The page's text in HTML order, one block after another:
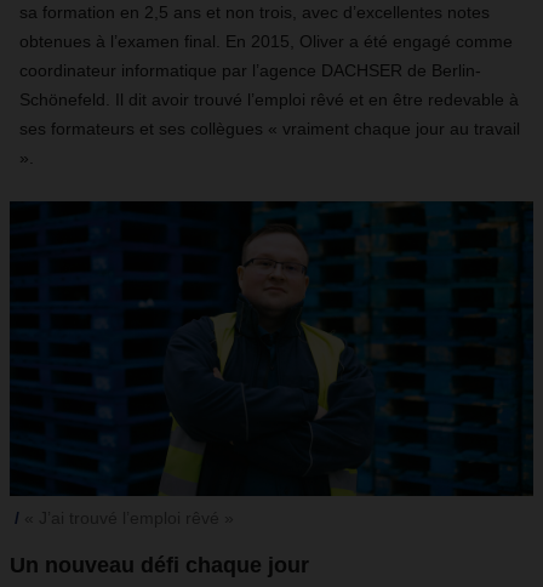
sa formation en 2,5 ans et non trois, avec d’excellentes notes
obtenues à l’examen final. En 2015, Oliver a été engagé comme
coordinateur informatique par l’agence DACHSER de Berlin-
Schönefeld. Il dit avoir trouvé l’emploi rêvé et en être redevable à
ses formateurs et ses collègues « vraiment chaque jour au travail
».
Un nouveau défi chaque jour